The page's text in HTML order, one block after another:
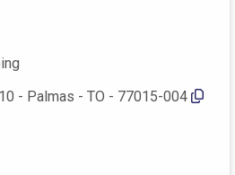
- Palmas - TO - 77015-004